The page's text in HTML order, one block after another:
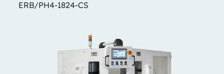
ERB/PH4-1824-CS